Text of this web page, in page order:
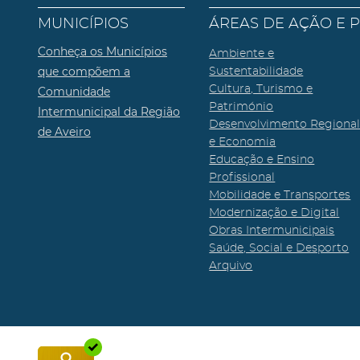
MUNICÍPIOS
Conheça os Municípios
que compõem a
Comunidade
Intermunicipal da Região
de Aveiro
ÁREAS DE AÇÃO E
Ambiente e
Sustentabilidade
Cultura, Turismo e
Património
Desenvolvimento Regional
e Economia
Educação e Ensino
Profissional
Mobilidade e Transportes
Modernização e Digital
Obras Intermunicipais
Saúde, Social e Desporto
Arquivo